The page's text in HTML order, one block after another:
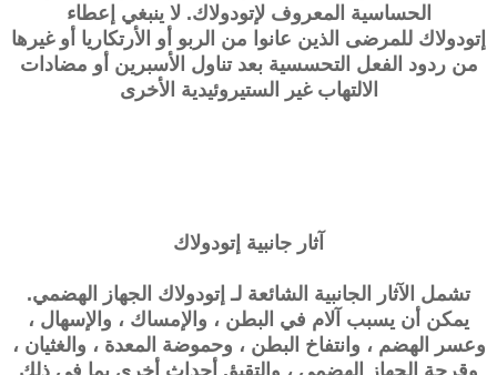
الحساسية المعروف لإتودولاك. لا ينبغي إعطاء
إتودولاك للمرضى الذين عانوا من الربو أو الأرتكاريا أو غيرها
من ردود الفعل التحسسية بعد تناول الأسبرين أو مضادات
الالتهاب غير الستيروئيدية الأخرى
آثار جانبية إتودولاك
تشمل الآثار الجانبية الشائعة لـ إتودولاك الجهاز الهضمي.
يمكن أن يسبب آلام في البطن ، والإمساك ، والإسهال ،
وعسر الهضم ، وانتفاخ البطن ، وحموضة المعدة ، والغثيان ،
وقرحة الجهاز الهضمي ، والتقيؤ. أحداث أخرى بما في ذلك